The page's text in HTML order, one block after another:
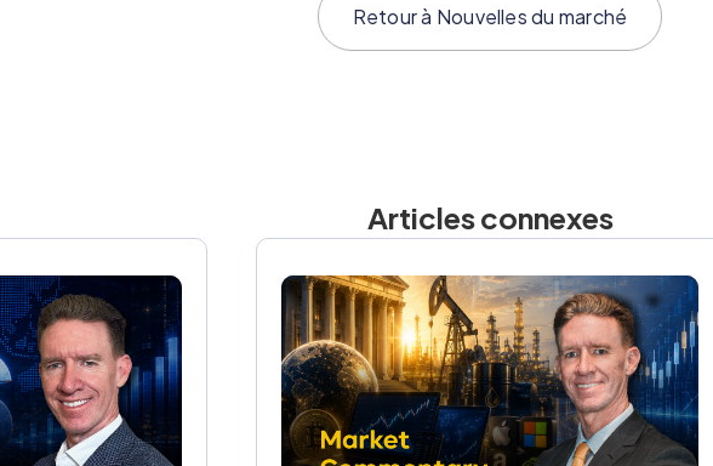
Retour à Nouvelles du marché
Articles connexes